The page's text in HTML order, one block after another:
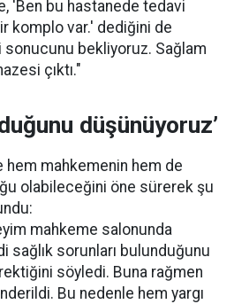
'Ben bu hastanede tedavi
komplo var.' dediğini de
bekliyoruz. Sağlam
çıktı."
düşünüyoruz’
mahkemenin hem de
olabileceğini öne sürerek şu
mahkeme salonunda
sağlık sorunları bulunduğunu
söyledi. Buna rağmen
Bu nedenle hem yargı